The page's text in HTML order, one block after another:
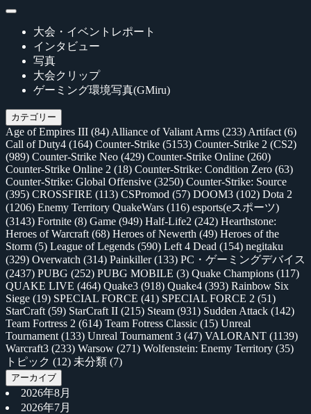
大会・イベントレポート
インタビュー
写真
大会クリップ
ゲーミング環境写真(GMiru)
カテゴリー
Age of Empires III (84) Alliance of Valiant Arms (233) Artifact (6)
Call of Duty4 (164) Counter-Strike (5153) Counter-Strike 2 (CS2)
(989) Counter-Strike Neo (429) Counter-Strike Online (260)
Counter-Strike Online 2 (18) Counter-Strike: Condition Zero (63)
Counter-Strike: Global Offensive (3250) Counter-Strike: Source
(395) CROSSFIRE (113) CSPromod (57) DOOM3 (102) Dota 2
(1206) Enemy Territory QuakeWars (116) esports(eスポーツ)
(3143) Fortnite (8) Game (949) Half-Life2 (242) Hearthstone:
Heroes of Warcraft (68) Heroes of Newerth (49) Heroes of the
Storm (5) League of Legends (590) Left 4 Dead (154) negitaku
(329) Overwatch (314) Painkiller(133) PC・ゲーミングデバイス
(2437) PUBG (252) PUBG MOBILE (3) Quake Champions (117)
QUAKE LIVE (464) Quake3 (918) Quake4 (393) Rainbow Six
Siege (19) SPECIAL FORCE (41) SPECIAL FORCE 2 (51)
StarCraft (59) StarCraft II (215) Steam (931) Sudden Attack (142)
Team Fortress 2 (614) Team Fotress Classic (15) Unreal
Tournament (133) Unreal Tournament 3 (47) VALORANT (1139)
Warcraft3 (233) Warsow (271) Wolfenstein: Enemy Territory (35)
トピック (12) 未分類 (7)
アーカイブ
2026年8月
2026年7月